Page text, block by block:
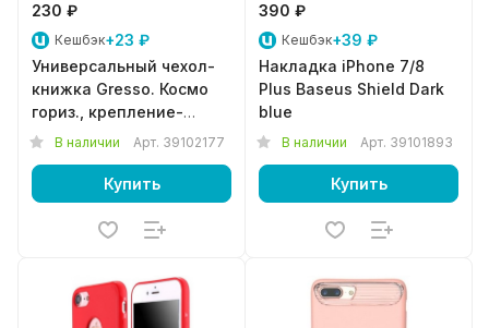
230 ₽
Кешбэк+23 ₽
Универсальный чехол-
книжка Gresso. Космо
гориз., крепление-
силикон (3,5-4,5")
В наличии Арт. 39102177
Купить
390 ₽
Кешбэк+39 ₽
Накладка iPhone 7/8
Plus Baseus Shield Dark
blue
В наличии Арт. 39101893
Купить